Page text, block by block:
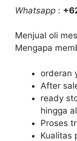
Whatsapp :
Menjual oli
Mengapa
orderan
After
ready
hingga
Proses
Kualitas